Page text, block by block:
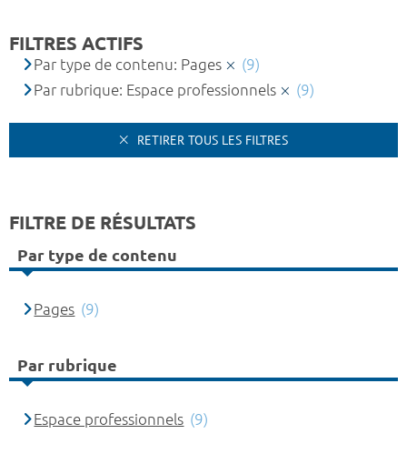
FILTRES ACTIFS
Par type de contenu: Pages
(9)
Par rubrique: Espace professionnels
(9)
RETIRER TOUS LES FILTRES
FILTRE DE RÉSULTATS
Par type de contenu
Pages (9)
Par rubrique
Espace professionnels (9)